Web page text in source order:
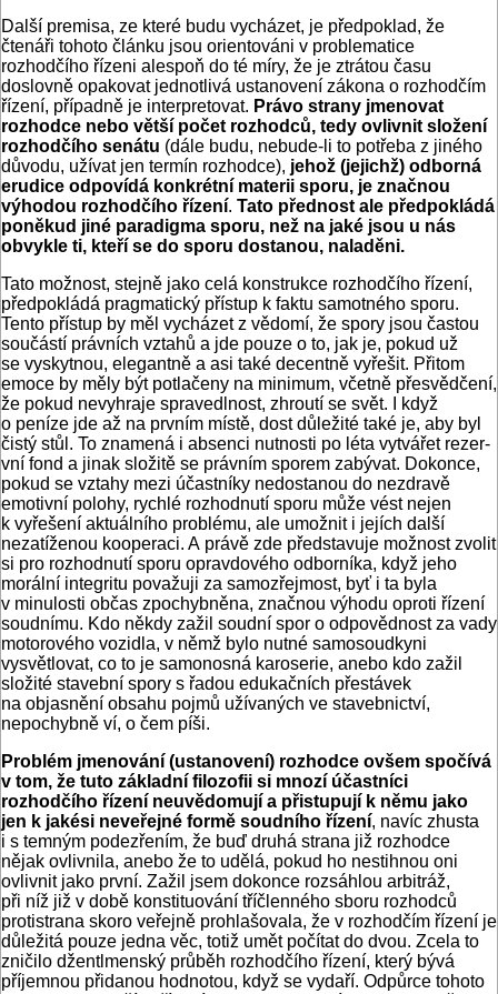
Další premisa, ze které budu vycházet, je předpoklad, že
čtenáři tohoto článku jsou orientováni v problematice
rozhodčího řízeni alespoň do té míry, že je ztrátou času
doslovně opakovat jednotlivá ustanovení zákona o rozhodčím
řízení, případně je interpretovat. Právo strany jmenovat
rozhodce nebo větší počet rozhodců, tedy ovlivnit složení
rozhodčího senátu (dále budu, nebude-li to potřeba z jiného
důvodu, užívat jen termín rozhodce), jehož (jejichž) odborná
erudice odpovídá konkrétní materii sporu, je značnou
výhodou rozhodčího řízení. Tato přednost ale předpokládá
poněkud jiné paradigma sporu, než na jaké jsou u nás
obvykle ti, kteří se do sporu dostanou, naladěni.
Tato možnost, stejně jako celá konstrukce rozhodčího řízení,
předpokládá pragmatický přístup k faktu samotného sporu.
Tento přístup by měl vycházet z vědomí, že spory jsou častou
součástí právních vztahů a jde pouze o to, jak je, pokud už
se vyskytnou, elegantně a asi také decentně vyřešit. Přitom
emoce by měly být potlačeny na minimum, včetně přesvědčení,
že pokud nevyhraje spravedlnost, zhroutí se svět. I když
o peníze jde až na prvním místě, dost důležité také je, aby byl
čistý stůl. To znamená i absenci nutnosti po léta vytvářet rezer­
vní fond a jinak složitě se právním sporem zabývat. Dokonce,
pokud se vztahy mezi účastníky nedostanou do nezdravě
emotivní polohy, rychlé rozhodnutí sporu může vést nejen
k vyřešení aktuálního problému, ale umožnit i jejích další
nezatíženou kooperaci. A právě zde představuje možnost zvolit
si pro rozhodnutí sporu opravdového odborníka, když jeho
morální integritu považuji za samozřejmost, byť i ta byla
v minulosti občas zpochybněna, značnou výhodu oproti řízení
soudnímu. Kdo někdy zažil soudní spor o odpovědnost za vady
motorového vozidla, v němž bylo nutné samosoudkyni
vysvětlovat, co to je samonosná karoserie, anebo kdo zažil
složité stavební spory s řadou edukačních přestávek
na objasnění obsahu pojmů užívaných ve stavebnictví,
nepochybně ví, o čem píši.
Problém jmenování (ustanovení) rozhodce ovšem spočívá
v tom, že tuto základní filozofii si mnozí účastníci
rozhodčího řízení neuvědomují a přistupují k němu jako
jen k jakési neveřejné formě soudního řízení, navíc zhusta
i s temným podezřením, že buď druhá strana již rozhodce
nějak ovlivnila, anebo že to udělá, pokud ho nestihnou oni
ovlivnit jako první. Zažil jsem dokonce rozsáhlou arbitráž,
při níž již v době konstituování tříčlenného sboru rozhodců
protistrana skoro veřejně prohlašovala, že v rozhodčím řízení je
důležitá pouze jedna věc, totiž umět počítat do dvou. Zcela to
zničilo džentlmenský průběh rozhodčího řízení, který bývá
příjemnou přidanou hodnotou, když se vydaří. Odpůrce tohoto